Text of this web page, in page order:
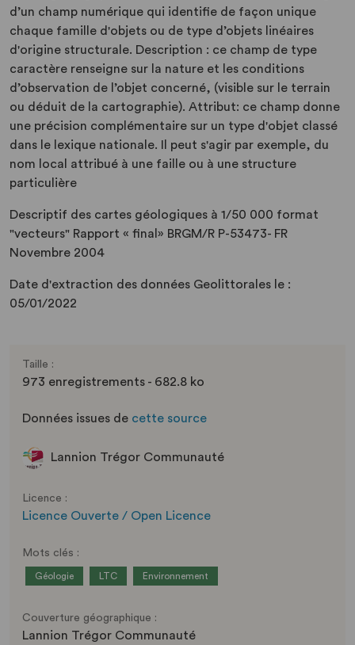
d’un champ numérique qui identifie de façon unique
chaque famille d'objets ou de type d’objets linéaires
d'origine structurale. Description : ce champ de type
caractère renseigne sur la nature et les conditions
d’observation de l’objet concerné, (visible sur le terrain
ou déduit de la cartographie). Attribut: ce champ donne
une précision complémentaire sur un type d'objet classé
dans le lexique nationale. Il peut s'agir par exemple, du
nom local attribué à une faille ou à une structure
particulière
Descriptif des cartes géologiques à 1/50 000 format
"vecteurs" Rapport « final» BRGM/R P-53473- FR
Novembre 2004
Date d'extraction des données Geolittorales le :
05/01/2022
Taille :
973 enregistrements - 682.8 ko
Données issues de cette source
Lannion Trégor Communauté
Licence :
Licence Ouverte / Open Licence
Mots clés :
Géologie LTC Environnement
Couverture géographique :
Lannion Trégor Communauté